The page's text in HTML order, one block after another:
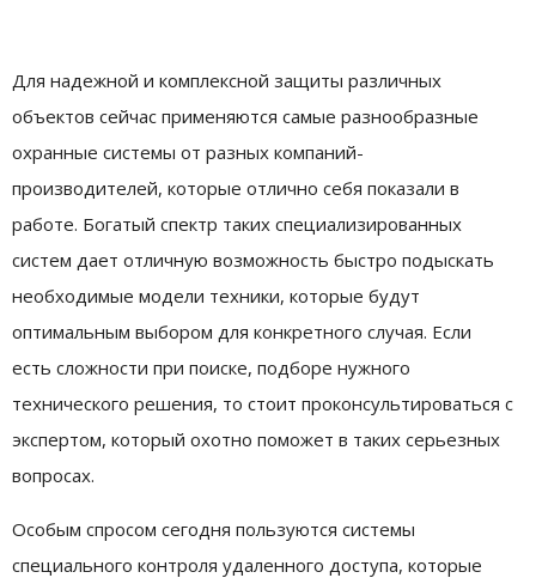
Для надежной и комплексной защиты различных
объектов сейчас применяются самые разнообразные
охранные системы от разных компаний-
производителей, которые отлично себя показали в
работе. Богатый спектр таких специализированных
систем дает отличную возможность быстро подыскать
необходимые модели техники, которые будут
оптимальным выбором для конкретного случая. Если
есть сложности при поиске, подборе нужного
технического решения, то стоит проконсультироваться с
экспертом, который охотно поможет в таких серьезных
вопросах.
Особым спросом сегодня пользуются системы
специального контроля удаленного доступа, которые